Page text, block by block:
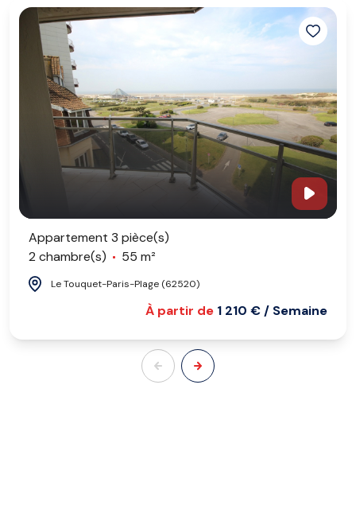
Appartement 3 pièce(s)
2 chambre(s)
55 m²
Le Touquet-Paris-Plage (62520)
À partir de 1 210 € / Semaine